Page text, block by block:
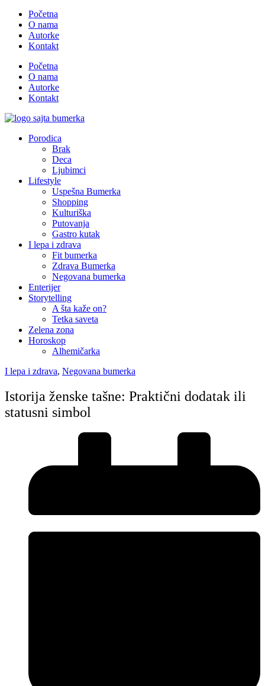
Početna
O nama
Autorke
Kontakt
Početna
O nama
Autorke
Kontakt
Porodica
Brak
Deca
Ljubimci
Lifestyle
Uspešna Bumerka
Shopping
Kulturiška
Putovanja
Gastro kutak
I lepa i zdrava
Fit bumerka
Zdrava Bumerka
Negovana bumerka
Enterijer
Storytelling
A šta kaže on?
Tetka saveta
Zelena zona
Horoskop
Alhemičarka
I lepa i zdrava, Negovana bumerka
Istorija ženske tašne: Praktični dodatak ili
statusni simbol